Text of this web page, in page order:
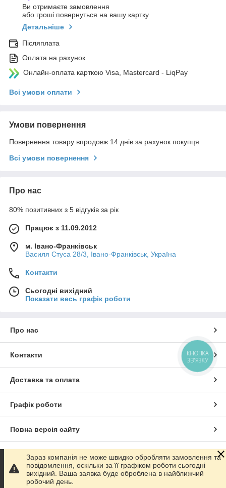
Ви отримаєте замовлення
або гроші повернуться на вашу картку
Детальніше
Післяплата
Оплата на рахунок
Онлайн-оплата карткою Visa, Mastercard - LiqPay
Всі умови оплати
Умови повернення
Повернення товару впродовж 14 днів за рахунок покупця
Всі умови повернення
Про нас
80% позитивних з 5 відгуків за рік
Працює з 11.09.2012
м. Івано-Франківськ
Василя Стуса 28/3, Івано-Франківськ, Україна
Контакти
Сьогодні вихідний
Показати весь графік роботи
Про нас
Контакти
Доставка та оплата
Графік роботи
Повна версія сайту
Сайт створено на маркетплейсі Prom.ua
Політика конфіденційності
Зараз компанія не може швидко обробляти замовлення та
повідомлення, оскільки за її графіком роботи сьогодні
вихідний. Ваша заявка буде оброблена в найближчий
робочий день.
КНОПКА
ЗВ'ЯЗКУ